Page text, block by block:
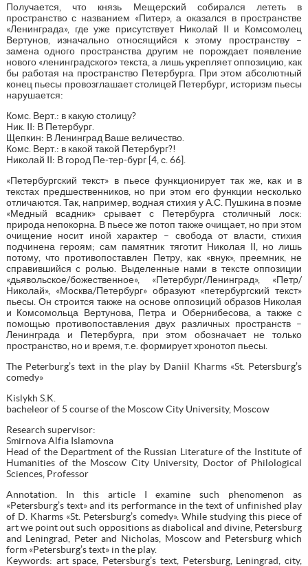
Получается, что князь Мещерский собирался лететь в
пространство с названием «Питер», а оказался в пространстве
«Ленинграда», где уже присутствует Николай II и Комсомолец
Вертунов, изначально относящийся к этому пространству –
замена одного пространства другим не порождает появление
нового «ленинградского» текста, а лишь укрепляет оппозицию, как
бы работая на пространство Петербурга. При этом абсолютный
конец пьесы провозглашает столицей Петербург, историзм пьесы
нарушается:
Комс. Верт.: в какую столицу?
Ник. II: В Петербург.
Щепкин: В Ленинград Ваше величество.
Комс. Верт.: в какой такой Петербург?!
Николай II: В город Пе-тер-бург [4, с. 66].
«Петербургский текст» в пьесе функционирует так же, как и в
текстах предшественников, но при этом его функции несколько
отличаются. Так, например, водная стихия у А.С. Пушкина в поэме
«Медный всадник» срывает с Петербурга столичный лоск:
природа непокорна. В пьесе же потоп также очищает, но при этом
очищение носит иной характер – свобода от власти, стихия
подчинена героям; сам памятник тяготит Николая II, но лишь
потому, что противопоставлен Петру, как «внук», преемник, не
справившийся c ролью. Выделенные нами в тексте оппозиции
«дьявольское/божественное», «Петербург/Ленинград», «Петр/
Николай», «Москва/Петербург» образуют «петербургский текст»
пьесы. Он строится также на основе оппозиций образов Николая
и Комсомольца Вертунова, Петра и Обернибесова, а также с
помощью противопоставления двух различных пространств –
Ленинграда и Петербурга, при этом обозначает не только
пространство, но и время, т.е. формирует хронотоп пьесы.
The Peterburg’s text in the play by Daniil Kharms «St. Petersburg’s
comedy»
Kislykh S.K.
bacheleor of 5 course of the Moscow City University, Moscow
Research supervisor:
Smirnova Alfia Islamovna
Head of the Department of the Russian Literature of the Institute of
Humanities of the Moscow City University, Doctor of Philological
Sciences, Professor
Annotation. In this article I examine such phenomenon as
«Petersburg’s text» and its performance in the text of unfinished play
of D. Kharms «St. Petersburg’s comedy». While studying this piece of
art we point out such oppositions as diabolical and divine, Petersburg
and Leningrad, Peter and Nicholas, Moscow and Petersburg which
form «Petersburg’s text» in the play.
Keywords: art space, Petersburg’s text, Petersburg, Leningrad, city,